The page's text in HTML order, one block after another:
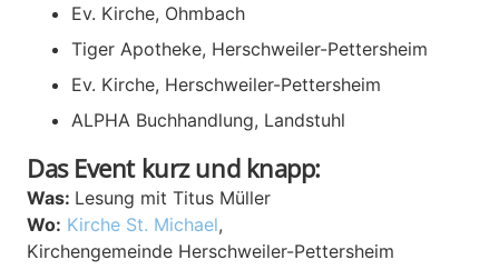
Ev. Kirche, Ohmbach
Tiger Apotheke, Herschweiler-Pettersheim
Ev. Kirche, Herschweiler-Pettersheim
ALPHA Buchhandlung, Landstuhl
Das Event kurz und knapp:
Was: Lesung mit Titus Müller
Wo: Kirche St. Michael,
Kirchengemeinde Herschweiler-Pettersheim